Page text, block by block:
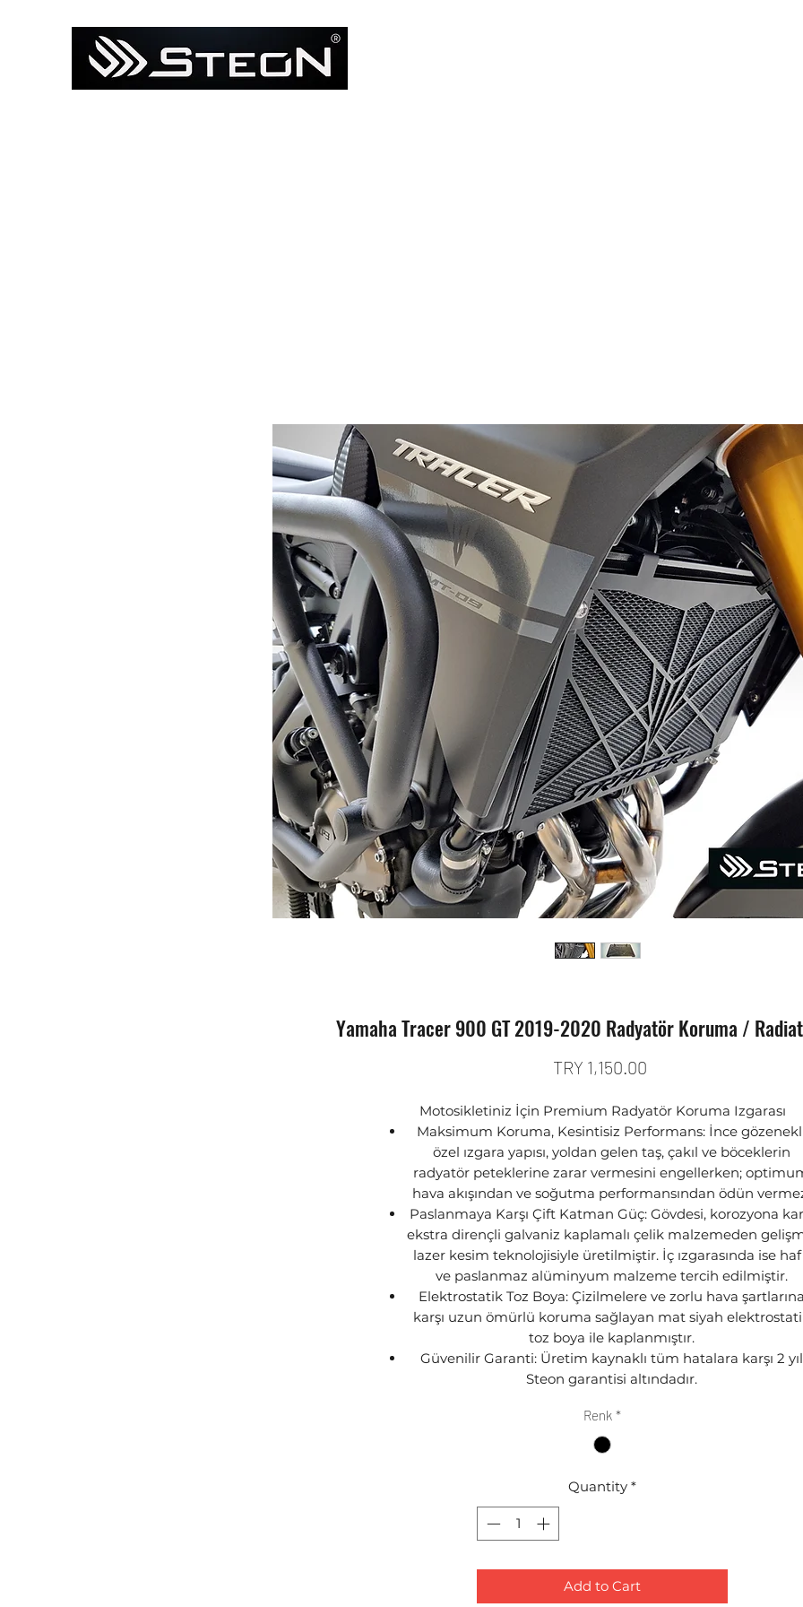
Yamaha Tracer 900 GT 2019-2020 Radyatör Koruma /
TRY 1,150.00
Motosikletiniz İçin Premium Radyatör Koruma Izgarası
Maksimum Koruma, Kesintisiz Performans: İnce
özel ızgara yapısı, yoldan gelen taş, çakıl ve böceklerin
radyatör peteklerine zarar vermesini engellerken;
hava akışından ve soğutma performansından ödün
Paslanmaya Karşı Çift Katman Güç: Gövdesi, korozyona
ekstra dirençli galvaniz kaplamalı çelik malzemeden
lazer kesim teknolojisiyle üretilmiştir. İç ızgarasında ise
ve paslanmaz alüminyum malzeme tercih edilmiştir.
Elektrostatik Toz Boya: Çizilmelere ve zorlu hava şartlarına
karşı uzun ömürlü koruma sağlayan mat siyah
toz boya ile kaplanmıştır.
Güvenilir Garanti: Üretim kaynaklı tüm hatalara karşı 2 yıl
Steon garantisi altındadır.
Renk *
Quantity *
Add to Cart